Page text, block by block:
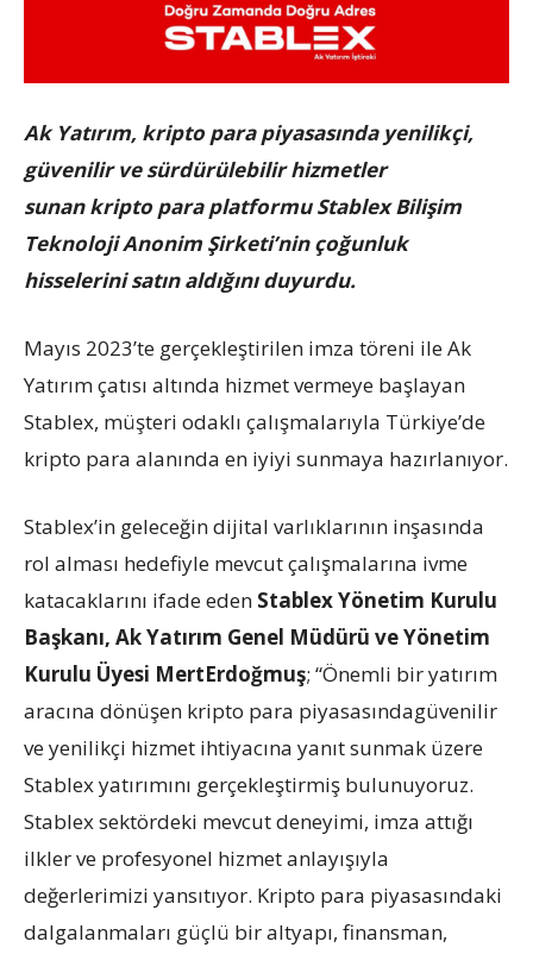
Ak Yatırım, kripto para piyasasında yenilikçi,
güvenilir ve sürdürülebilir hizmetler
sunankripto para platformuStablex Bilişim
Teknoloji Anonim Şirketi’nin çoğunluk
hisselerini satın aldığını duyurdu.
Mayıs 2023’te gerçekleştirilen imza töreni ile Ak
Yatırım çatısı altında hizmet vermeye başlayan
Stablex, müşteri odaklı çalışmalarıyla Türkiye’de
kripto para alanında en iyiyi sunmaya hazırlanıyor.
Stablex’in geleceğin dijital varlıklarının inşasında
rol alması hedefiyle mevcut çalışmalarına ivme
katacaklarını ifade eden Stablex Yönetim Kurulu
Başkanı, Ak Yatırım Genel Müdürü ve Yönetim
Kurulu Üyesi MertErdoğmuş; “Önemli bir yatırım
aracına dönüşen kripto para piyasasındagüvenilir
ve yenilikçi hizmet ihtiyacına yanıt sunmak üzere
Stablex yatırımını gerçekleştirmiş bulunuyoruz.
Stablex sektördeki mevcut deneyimi, imza attığı
ilkler ve profesyonel hizmet anlayışıyla
değerlerimizi yansıtıyor. Kripto para piyasasındaki
dalgalanmaları güçlü bir altyapı, finansman,